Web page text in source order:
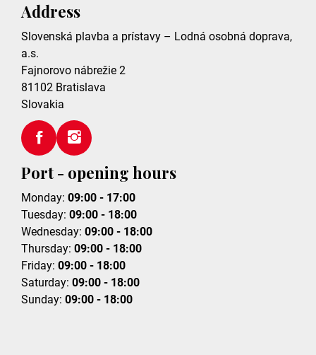
Address
Slovenská plavba a prístavy – Lodná osobná doprava,
a.s.
Fajnorovo nábrežie 2
81102 Bratislava
Slovakia
Port - opening hours
Monday: 09:00 - 17:00
Tuesday: 09:00 - 18:00
Wednesday: 09:00 - 18:00
Thursday: 09:00 - 18:00
Friday: 09:00 - 18:00
Saturday: 09:00 - 18:00
Sunday: 09:00 - 18:00